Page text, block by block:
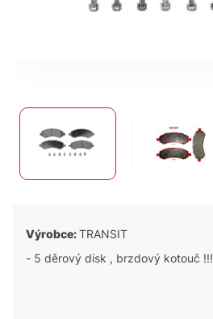
Výrobce:TRANSIT
- 5 děrový disk , brzdový kotouč !!!